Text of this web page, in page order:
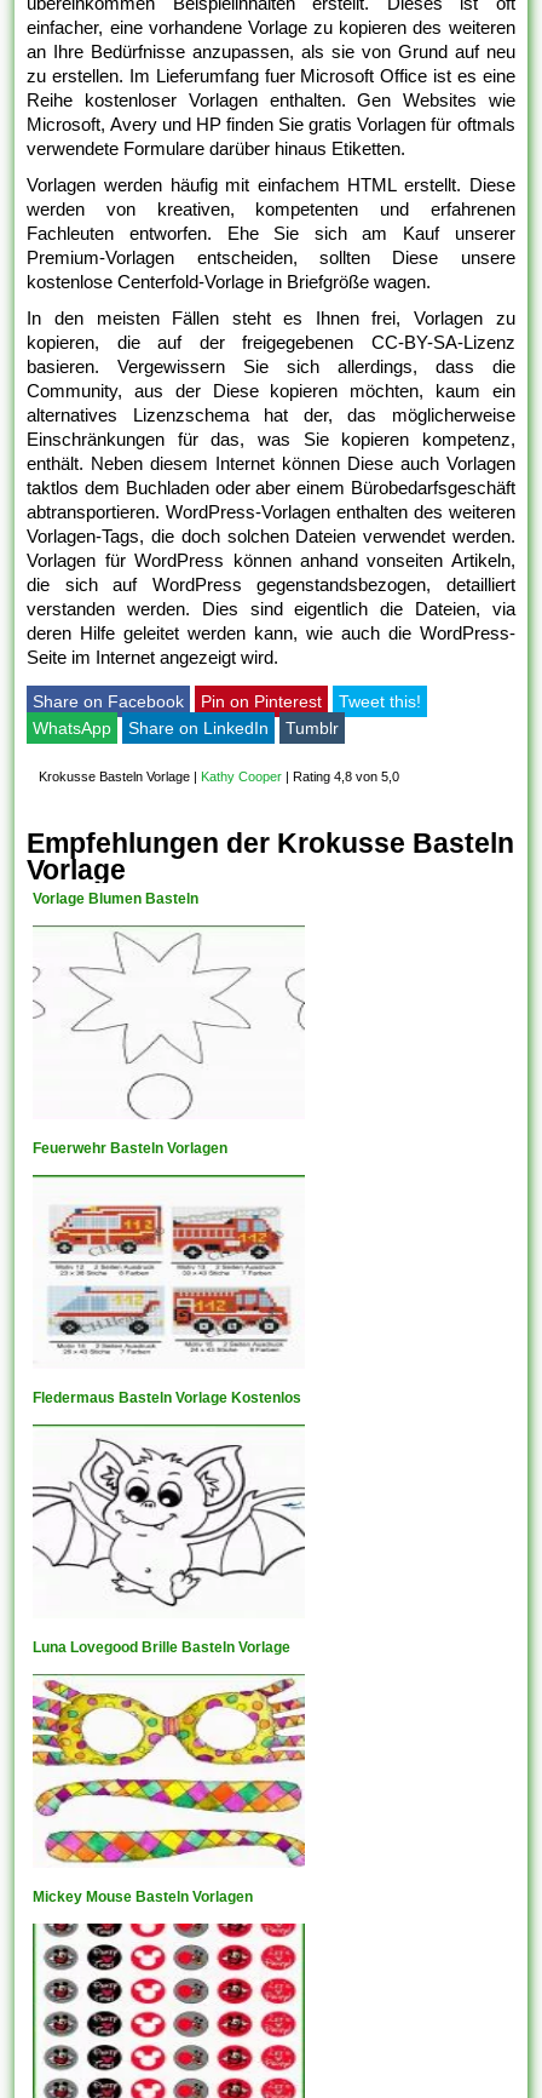
einfacher, eine vorhandene Vorlage zu kopieren des weiteren
an Ihre Bedürfnisse anzupassen, als sie von Grund auf neu
zu erstellen. Im Lieferumfang fuer Microsoft Office ist es eine
Reihe kostenloser Vorlagen enthalten. Gen Websites wie
Microsoft, Avery und HP finden Sie gratis Vorlagen für oftmals
verwendete Formulare darüber hinaus Etiketten.
Vorlagen werden häufig mit einfachem HTML erstellt. Diese
werden von kreativen, kompetenten und erfahrenen
Fachleuten entworfen. Ehe Sie sich am Kauf unserer
Premium-Vorlagen entscheiden, sollten Diese unsere
kostenlose Centerfold-Vorlage in Briefgröße wagen.
In den meisten Fällen steht es Ihnen frei, Vorlagen zu
kopieren, die auf der freigegebenen CC-BY-SA-Lizenz
basieren. Vergewissern Sie sich allerdings, dass die
Community, aus der Diese kopieren möchten, kaum ein
alternatives Lizenzschema hat der, das möglicherweise
Einschränkungen für das, was Sie kopieren kompetenz,
enthält. Neben diesem Internet können Diese auch Vorlagen
taktlos dem Buchladen oder aber einem Bürobedarfsgeschäft
abtransportieren. WordPress-Vorlagen enthalten des weiteren
Vorlagen-Tags, die doch solchen Dateien verwendet werden.
Vorlagen für WordPress können anhand vonseiten Artikeln,
die sich auf WordPress gegenstandsbezogen, detailliert
verstanden werden. Dies sind eigentlich die Dateien, via
deren Hilfe geleitet werden kann, wie auch die WordPress-
Seite im Internet angezeigt wird.
Share on Facebook Pin on Pinterest
Tweet this!
WhatsApp
Share on LinkedIn Tumblr
Krokusse Basteln Vorlage | Kathy Cooper |Rating 4,8 von 5,0
Empfehlungen der Krokusse Basteln
Vorlage
Vorlage Blumen Basteln
Feuerwehr Basteln Vorlagen
Fledermaus Basteln Vorlage Kostenlos
Luna Lovegood Brille Basteln Vorlage
Mickey Mouse Basteln Vorlagen